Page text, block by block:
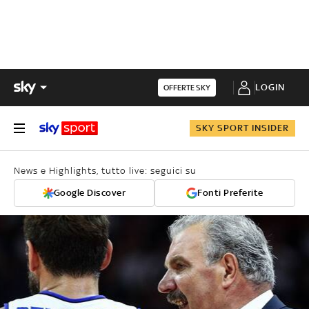
OFFERTE SKY LOGIN
SKY SPORT INSIDER
News e Highlights, tutto live: seguici su
Google Discover Fonti Preferite